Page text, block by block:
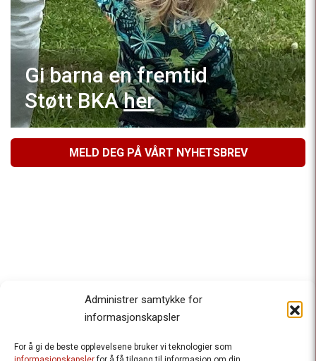
Administrer samtykke for
informasjonskapsler
For å gi de beste opplevelsene bruker vi teknologier som
Gi barna en fremtid
Støtt BKAher
MELD DEG PÅ VÅRT NYHETSBREV